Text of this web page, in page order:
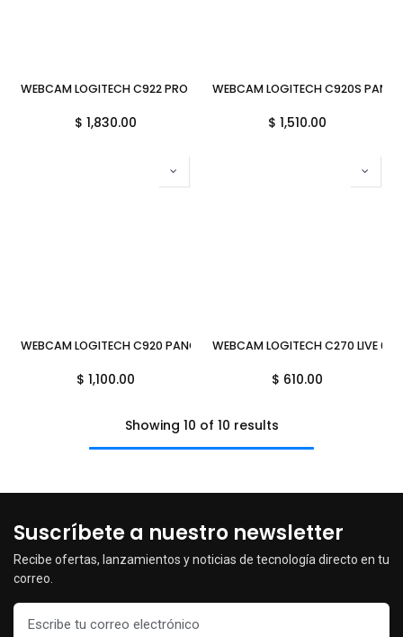
WEBCAM LOGITECH C922 PRO STREAM 78°/MICROFONO STEREO
$ 1,830.00
WEBCAM LOGITECH C920S
$ 1,510.00
WEBCAM LOGITECH C920 PANORAMICA/MICROFONO NEGRO
$ 1,100.00
WEBCAM LOGITECH C270 LIVE
$ 610.00
Showing 10 of 10 results
Suscríbete a nuestro newsletter
Recibe ofertas, lanzamientos y noticias de tecnología directo en tu
correo.